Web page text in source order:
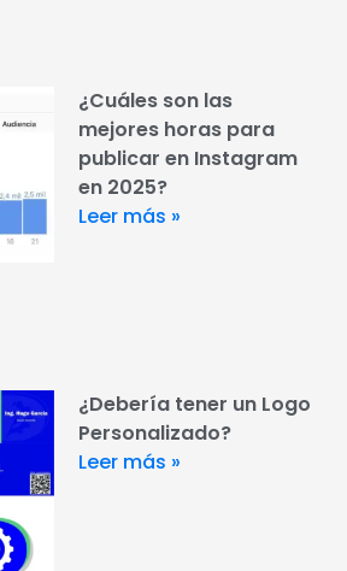
¿Cuáles son las
mejores horas para
publicar en Instagram
en 2025?
Leer más »
¿Debería tener un Logo
Personalizado?
Leer más »